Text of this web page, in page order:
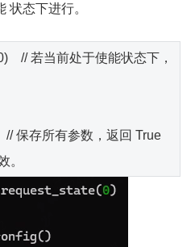
状态下进行。
// 若当前处于使能状态下，
存所有参数，返回 True
。